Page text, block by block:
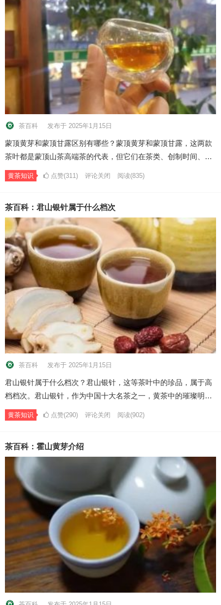
茶百科 发布于 2025年1月15日
蒙顶黄芽和蒙顶甘露区别有哪些？蒙顶黄芽和蒙顶甘露，这两款
茶叶都是蒙顶山茶高端茶的代表，但它们在茶类、创制时间、…
黄茶知识 点赞(311) 评论关闭 阅读(835)
茶百科：君山银针属于什么档次
茶百科 发布于 2025年1月15日
君山银针属于什么档次？君山银针，这等茶叶中的珍品，属于高
档档次。君山银针，作为中国十大名茶之一，黄茶中的璀璨明…
黄茶知识 点赞(290) 评论关闭 阅读(902)
茶百科：霍山黄芽介绍